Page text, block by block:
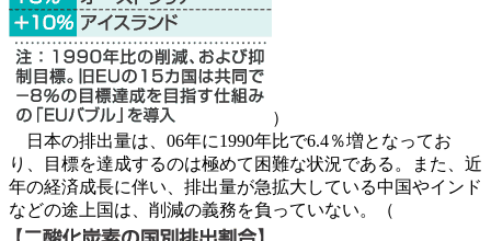
）
日本の排出量は、06年に1990年比で6.4％増となってお
り、目標を達成するのは極めて困難な状況である。また、近
年の経済成長に伴い、排出量が急拡大している中国やインド
などの途上国は、削減の義務を負っていない。（